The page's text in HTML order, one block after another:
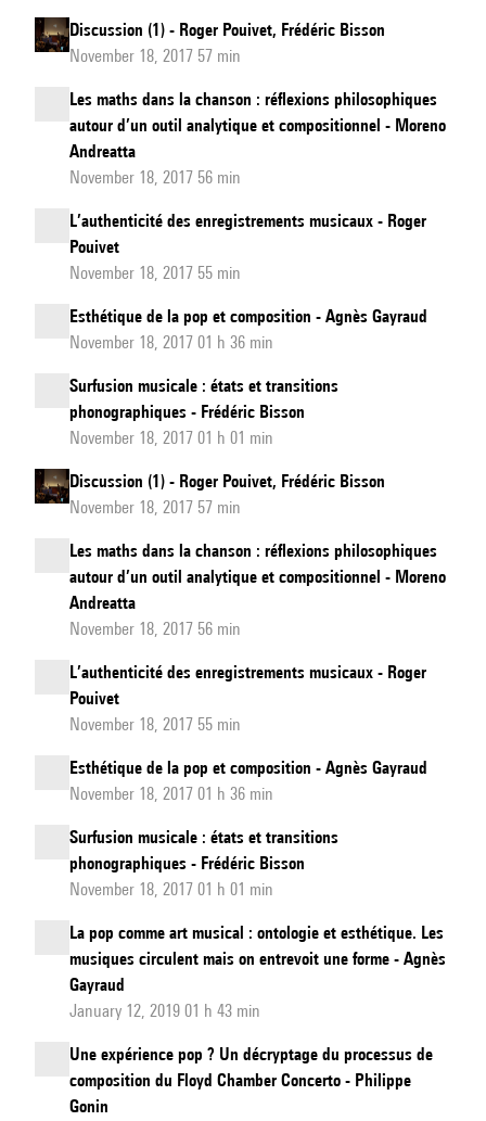
Discussion (1) - Roger Pouivet, Frédéric Bisson
November 18, 2017 57 min
Les maths dans la chanson : réflexions philosophiques
autour d’un outil analytique et compositionnel - Moreno
Andreatta
November 18, 2017 56 min
L’authenticité des enregistrements musicaux - Roger
Pouivet
November 18, 2017 55 min
Esthétique de la pop et composition - Agnès Gayraud
November 18, 2017 01 h 36 min
Surfusion musicale : états et transitions
phonographiques - Frédéric Bisson
November 18, 2017 01 h 01 min
Discussion (1) - Roger Pouivet, Frédéric Bisson
November 18, 2017 57 min
Les maths dans la chanson : réflexions philosophiques
autour d’un outil analytique et compositionnel - Moreno
Andreatta
November 18, 2017 56 min
L’authenticité des enregistrements musicaux - Roger
Pouivet
November 18, 2017 55 min
Esthétique de la pop et composition - Agnès Gayraud
November 18, 2017 01 h 36 min
Surfusion musicale : états et transitions
phonographiques - Frédéric Bisson
November 18, 2017 01 h 01 min
La pop comme art musical : ontologie et esthétique. Les
musiques circulent mais on entrevoit une forme - Agnès
Gayraud
January 12, 2019 01 h 43 min
Une expérience pop ? Un décryptage du processus de
composition du Floyd Chamber Concerto - Philippe
Gonin